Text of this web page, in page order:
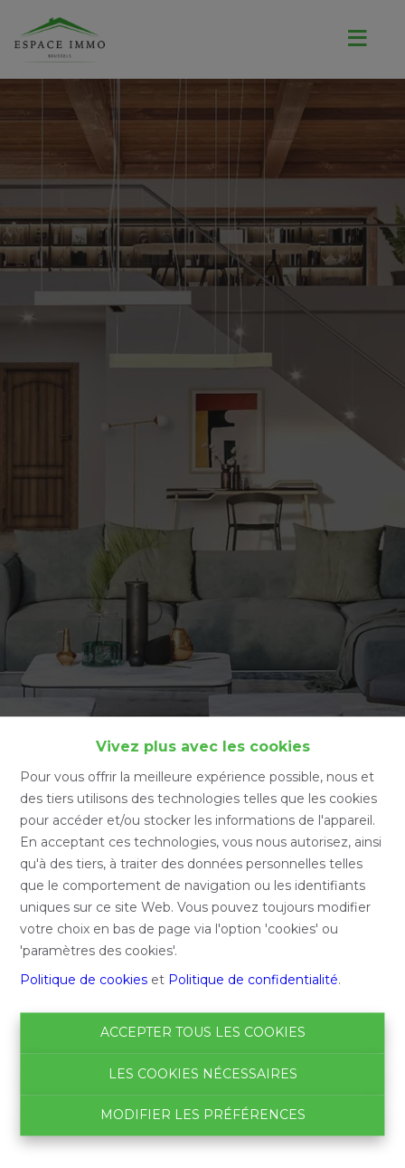
Vivez plus avec les cookies
Pour vous offrir la meilleure expérience possible, nous et
des tiers utilisons des technologies telles que les cookies
pour accéder et/ou stocker les informations de l'appareil.
En acceptant ces technologies, vous nous autorisez, ainsi
qu'à des tiers, à traiter des données personnelles telles
que le comportement de navigation ou les identifiants
uniques sur ce site Web. Vous pouvez toujours modifier
votre choix en bas de page via l'option 'cookies' ou
'paramètres des cookies'.
Politique de cookies et Politique de confidentialité.
ACCEPTER TOUS LES COOKIES
LES COOKIES NÉCESSAIRES
MODIFIER LES PRÉFÉRENCES
Accueil
Accueil